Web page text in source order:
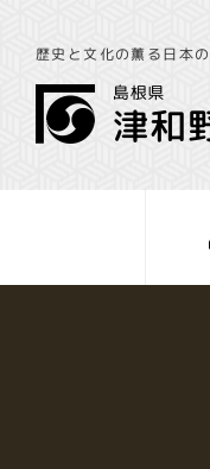
歴史と文化の薫る日本